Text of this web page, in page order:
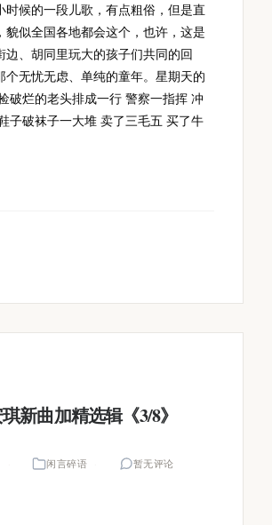
时候的一段儿歌，有点粗俗，但是直
貌似全国各地都会这个，也许，这是
边、胡同里玩大的孩子们共同的回
个无忧无虑、单纯的童年。星期天的
破烂的老头排成一行 警察一指挥 冲
子破袜子一大堆 卖了三毛五 买了牛
新曲加精选辑《3/8》
闲言碎语 暂无评论